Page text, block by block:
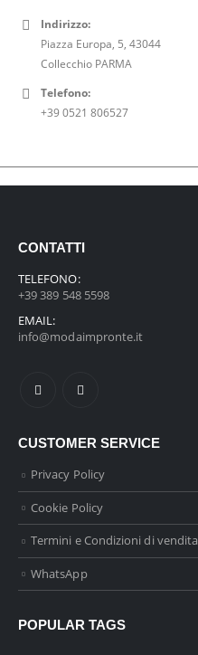
Indirizzo:
Piazza Europa, 5, 43044
Collecchio PARMA
Telefono:
+39 0521 806527
CONTATTI
TELEFONO:
+39 389 548 5598
EMAIL:
info@modaimpronte.it
CUSTOMER SERVICE
Privacy Policy
Cookie Policy
Termini e Condizioni di vendita
WhatsApp
POPULAR TAGS